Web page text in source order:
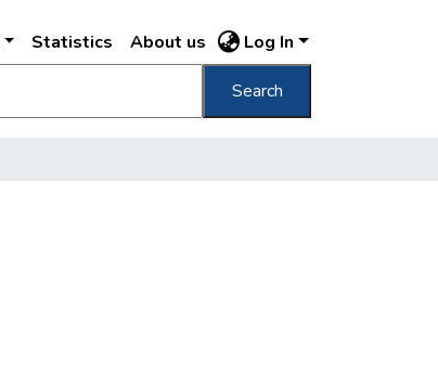
Statistics About us Log In
Search